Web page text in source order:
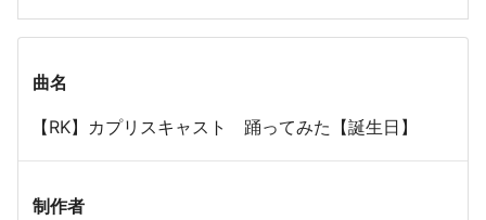
曲名
【RK】カプリスキャスト 踊ってみた【誕生日】
制作者